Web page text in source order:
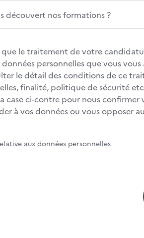
découvert nos formations ?
que le traitement de votre
personnelles que vous
le détail des conditions de ce
finalité, politique de sécurité
case ci-contre pour nous confirmer
à vos données ou vous opposer
aux données personnelles